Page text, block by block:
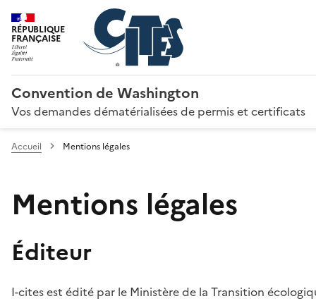
RÉPUBLIQUE
FRANÇAISE
Convention de Washington
Vos demandes dématérialisées de permis et certificats
Accueil Mentions légales
Mentions légales
Éditeur
I-cites est édité par le Ministère de la Transition